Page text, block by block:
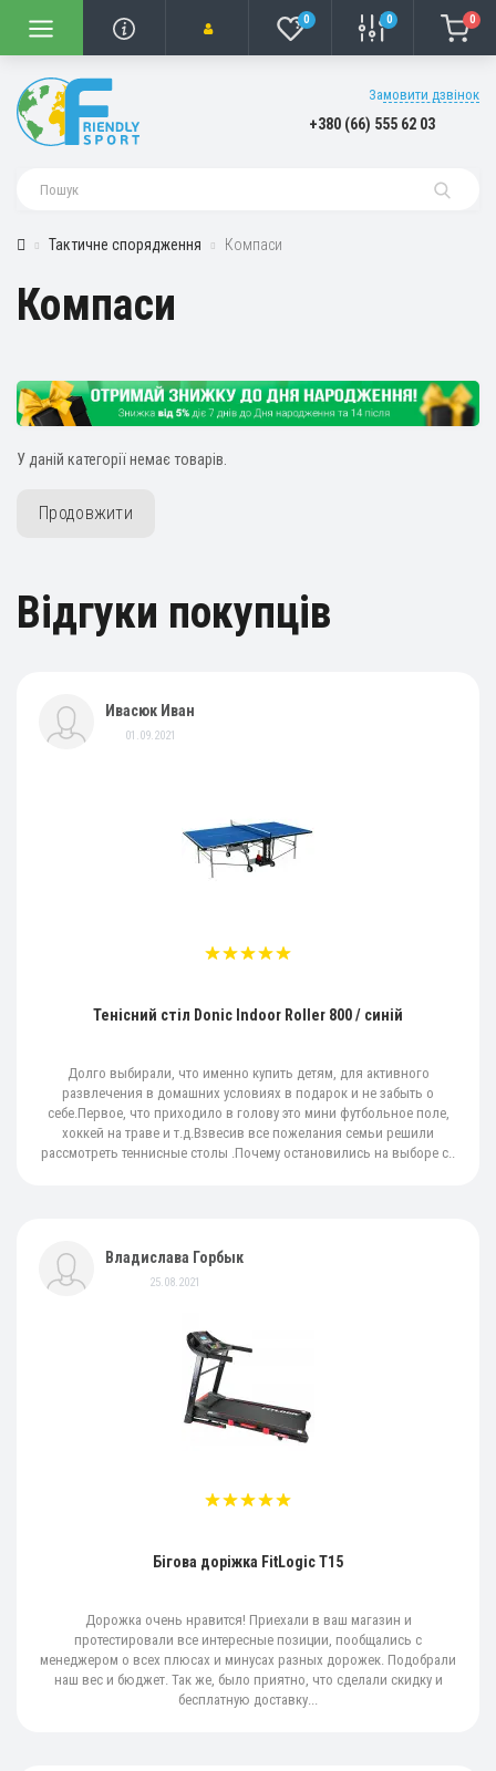
0 0 0
Замовити дзвінок
+380 (66) 555 62 03
Тактичне спорядження Компаси
Компаси
У даній категорії немає товарів.
Продовжити
Відгуки покупців
Ивасюк Иван
01.09.2021
Тенісний стіл Donic Indoor Roller 800 / синій
Долго выбирали, что именно купить детям, для активного
развлечения в домашних условиях в подарок и не забыть о
себе.Первое, что приходило в голову это мини футбольное поле,
хоккей на траве и т.д.Взвесив все пожелания семьи решили
рассмотреть теннисные столы .Почему остановились на выборе с..
Владислава Горбык
25.08.2021
Бігова доріжка FitLogic T15
Дорожка очень нравится! Приехали в ваш магазин и
протестировали все интересные позиции, пообщались с
менеджером о всех плюсах и минусах разных дорожек. Подобрали
наш вес и бюджет. Так же, было приятно, что сделали скидку и
бесплатную доставку...